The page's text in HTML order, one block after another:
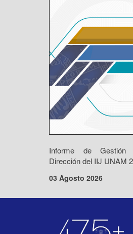
Informe de
Dirección del IIJ UNAM
03 Agosto 2026